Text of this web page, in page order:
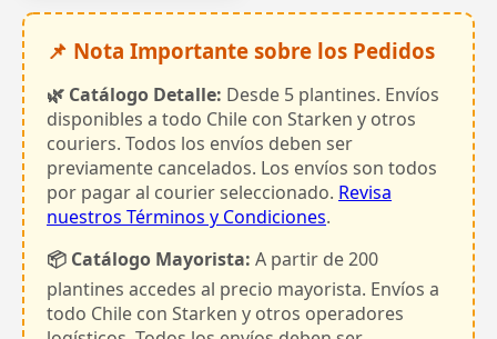
📌 Nota Importante sobre los Pedidos
🌿 Catálogo Detalle: Desde 5 plantines. Envíos
disponibles a todo Chile con Starken y otros
couriers. Todos los envíos deben ser
previamente cancelados. Los envíos son todos
por pagar al courier seleccionado. Revisa
nuestros Términos y Condiciones.
📦 Catálogo Mayorista: A partir de 200
plantines accedes al precio mayorista. Envíos a
todo Chile con Starken y otros operadores